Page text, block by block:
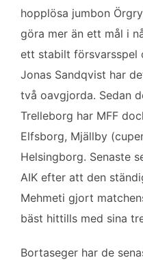
hopplösa jumbon
göra mer än ett mål i
ett stabilt försvarsspel
Jonas Sandqvist har
två oavgjorda. Sedan
Trelleborg har MFF
Elfsborg, Mjällby
Helsingborg. Senaste
AIK efter att den
Mehmeti gjort
bäst hittills med sina
Bortaseger har de